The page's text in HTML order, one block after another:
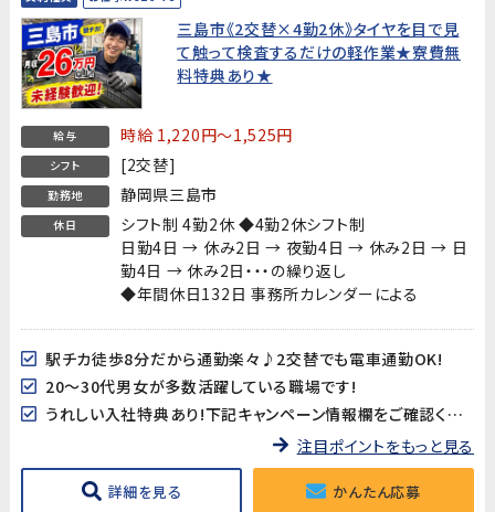
三島市《2交替×4勤2休》タイヤを目で見
て触って検査するだけの軽作業★寮費無
料特典あり★
給与 時給 1,220円～1,525円
シフト [2交替]
勤務地 静岡県三島市
休日
シフト制 4勤2休 ◆4勤2休シフト制
日勤4日 → 休み2日 → 夜勤4日 → 休み2日 → 日
勤4日 → 休み2日・・・の繰り返し
◆年間休日132日 事務所カレンダーによる
駅チカ徒歩8分だから通勤楽々♪2交替でも電車通勤OK!
20～30代男女が多数活躍している職場です!
うれしい入社特典あり!下記キャンペーン情報欄をご確認ください
注目ポイントをもっと見る
詳細を見る かんたん応募